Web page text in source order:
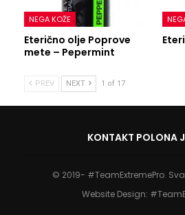
NEGA KOŽE
Eterično olje Poprove
mete – Pepermint
PREV NEXT 1 of 17
KONTAKT POLONA
© 2019- #TeamExtremePro.
Website Design: